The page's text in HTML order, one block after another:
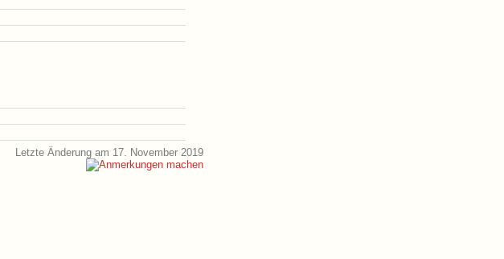
Letzte Änderung am 17. November 2019